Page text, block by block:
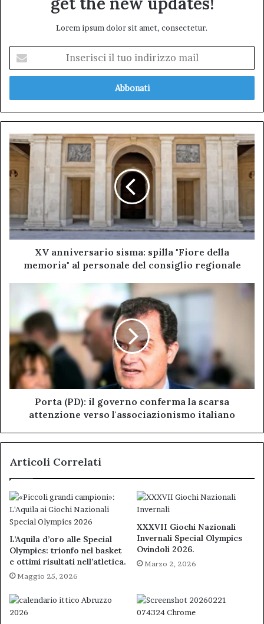
Lorem ipsum dolor sit amet, consectetur.
tuo
mail
XV
anniversario
sisma:
spilla
"Fiore
memoria"
al
personale
consiglio
XV anniversario sisma: spilla "Fiore della
memoria" al personale del consiglio regionale
governo
conferma
la
scarsa
attenzione
verso
l'associazionismo
italiano
Porta (PD): il governo conferma la scarsa
attenzione verso l'associazionismo italiano
Articoli Correlati
L’Aquila d’oro alle Special
Olympics: trionfo nel basket
e ottimi risultati nell’atletica.
Maggio 25, 2026
XXXVII Giochi Nazionali
Invernali Special Olympics
Ovindoli 2026.
Marzo 2, 2026